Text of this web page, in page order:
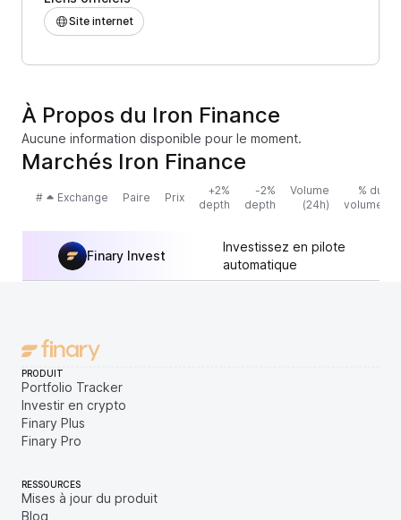
Site internet
À Propos du Iron Finance
Aucune information disponible pour le moment.
Marchés Iron Finance
# Exchange Paire Prix
+2%
depth
-2%
depth
Volume
(24h)
% du
volume
Finary Invest
Investissez en pilote
automatique
PRODUIT
Portfolio Tracker
Investir en crypto
Finary Plus
Finary Pro
RESSOURCES
Mises à jour du produit
Blog